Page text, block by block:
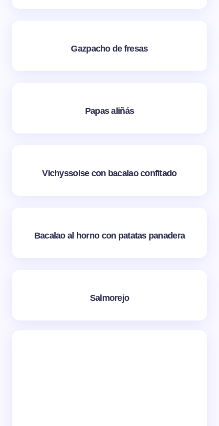
Gazpacho de fresas
Papas aliñás
Vichyssoise con bacalao confitado
Bacalao al horno con patatas panadera
Salmorejo